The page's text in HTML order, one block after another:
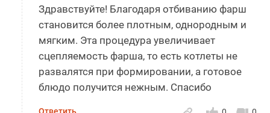
Здравствуйте! Благодаря отбиванию фарш
становится более плотным, однородным и
мягким. Эта процедура увеличивает
сцепляемость фарша, то есть котлеты не
развалятся при формировании, а готовое
блюдо получится нежным. Спасибо